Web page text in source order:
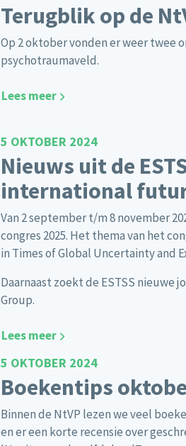
Terugblik op de
Op 2 oktober vonden er weer twee
psychotraumaveld.
Lees meer
5 OKTOBER 2024
Nieuws uit de
international
Van 2 september t/m 8 november
congres 2025. Het thema van het
in Times of Global Uncertainty and
Daarnaast zoekt de ESTSS
Group.
Lees meer
5 OKTOBER 2024
Boekentips
Binnen de NtVP lezen we veel
en er een korte recensie over